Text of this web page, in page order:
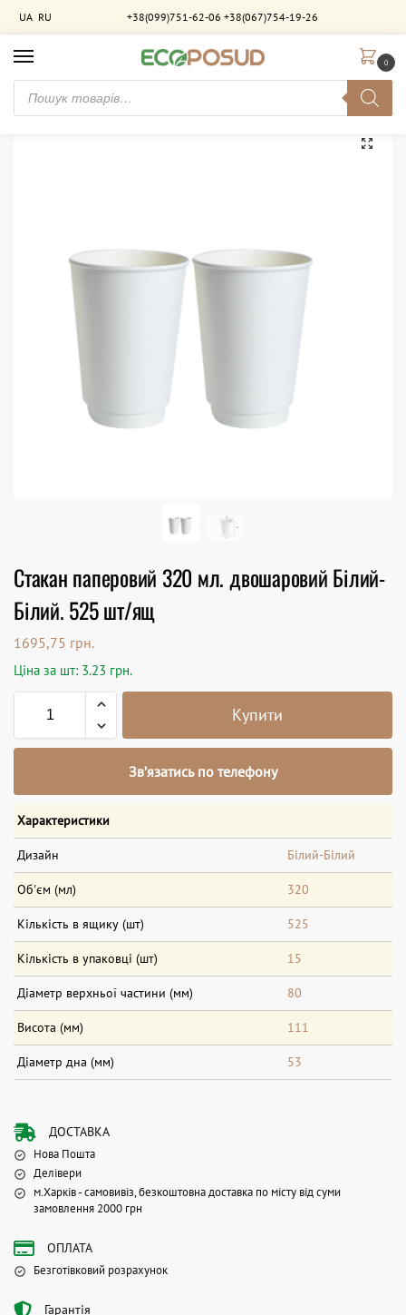
UA RU +38(099)751-62-06 +38(067)754-19-26
0
Головна / Стакани паперові Стакан паперовий 320 мл. двошаровий Білий-Білий. 525 шт/ящ
Стакан паперовий 320 мл. двошаровий Білий-
Білий. 525 шт/ящ
1695,75 грн.
Ціна за шт: 3.23 грн.
Купити
Зв’язатись по телефону
Характеристики
Дизайн Білий-Білий
Об'єм (мл) 320
Кількість в ящику (шт) 525
Кількість в упаковці (шт) 15
Діаметр верхньої частини (мм) 80
Висота (мм) 111
Діаметр дна (мм) 53
ДОСТАВКА
Нова Пошта
Делівери
м.Харків - самовивіз, безкоштовна доставка по місту від суми
замовлення 2000 грн
ОПЛАТА
Безготівковий розрахунок
Гарантія